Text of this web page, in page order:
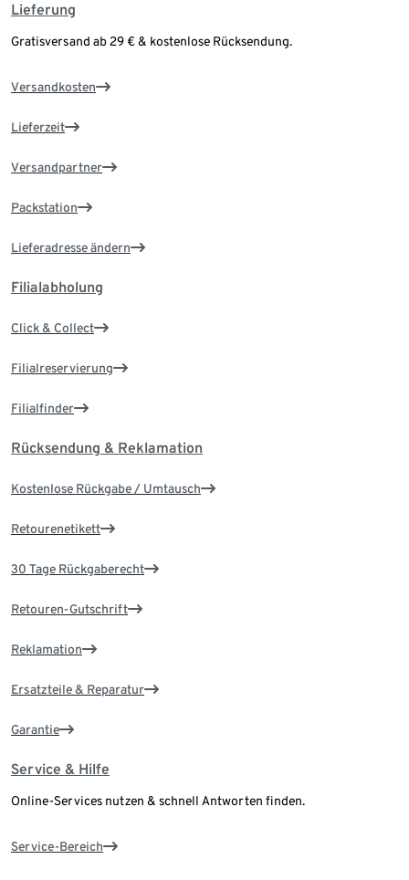
Lieferung
Gratisversand ab 29 € & kostenlose Rücksendung.
Versandkosten
Lieferzeit
Versandpartner
Packstation
Lieferadresse ändern
Filialabholung
Click & Collect
Filialreservierung
Filialfinder
Rücksendung & Reklamation
Kostenlose Rückgabe / Umtausch
Retourenetikett
30 Tage Rückgaberecht
Retouren-Gutschrift
Reklamation
Ersatzteile & Reparatur
Garantie
Service & Hilfe
Online-Services nutzen & schnell Antworten finden.
Service-Bereich